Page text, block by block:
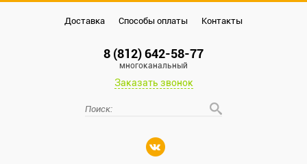
Доставка Способы оплаты Контакты
8 (812) 642-58-77
многоканальный
Заказать звонок